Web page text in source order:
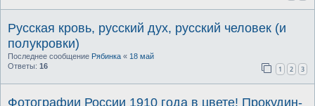
Русская кровь, русский дух, русский человек (и
полукровки)
Последнее сообщение Рябинка « 18 май
Ответы: 16 1 2 3
Фотографии России 1910 года в цвете! Прокудин-